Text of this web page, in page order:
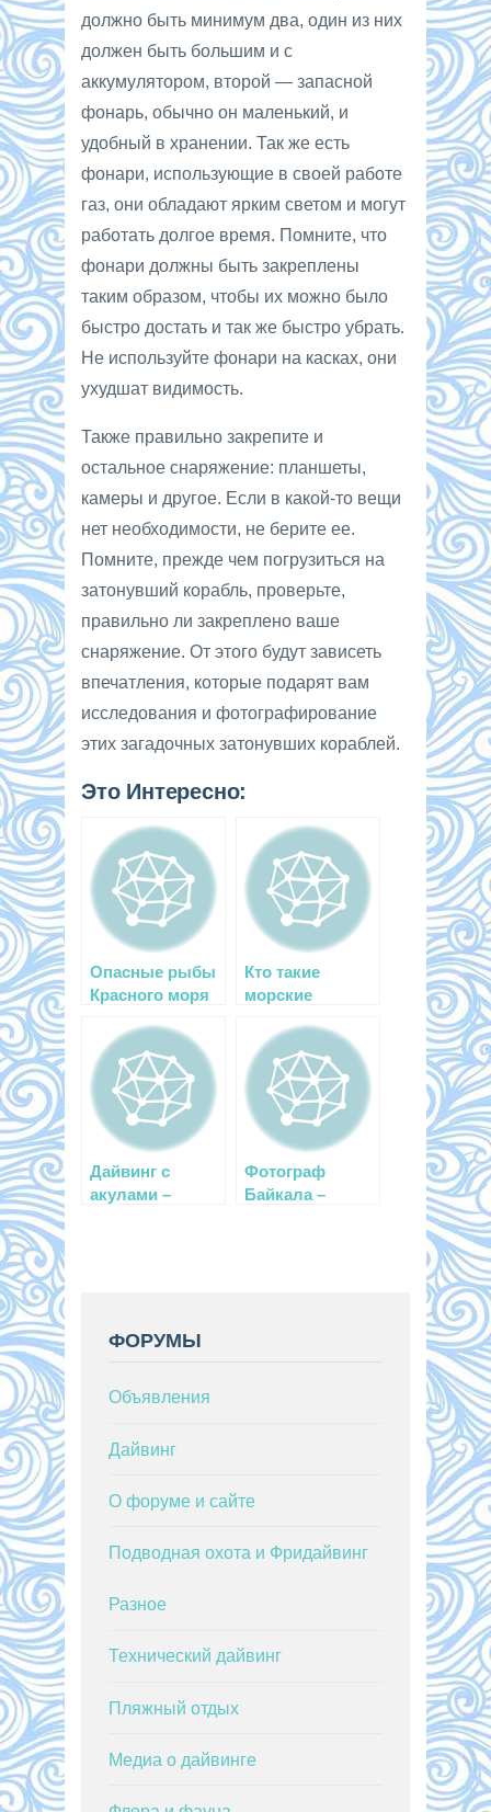
должно быть минимум два, один из них
должен быть большим и с
аккумулятором, второй — запасной
фонарь, обычно он маленький, и
удобный в хранении. Так же есть
фонари, использующие в своей работе
газ, они обладают ярким светом и могут
работать долгое время. Помните, что
фонари должны быть закреплены
таким образом, чтобы их можно было
быстро достать и так же быстро убрать.
Не используйте фонари на касках, они
ухудшат видимость.
Также правильно закрепите и
остальное снаряжение: планшеты,
камеры и другое. Если в какой-то вещи
нет необходимости, не берите ее.
Помните, прежде чем погрузиться на
затонувший корабль, проверьте,
правильно ли закреплено ваше
снаряжение. От этого будут зависеть
впечатления, которые подарят вам
исследования и фотографирование
этих загадочных затонувших кораблей.
Это Интересно:
Опасные рыбы
Красного моря
Кто такие
морские
Дайвинг с
акулами –
Фотограф
Байкала –
ФОРУМЫ
Объявления
Дайвинг
О форуме и сайте
Подводная охота и Фридайвинг
Разное
Технический дайвинг
Пляжный отдых
Медиа о дайвинге